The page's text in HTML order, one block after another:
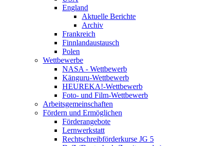
England
Aktuelle Berichte
Archiv
Frankreich
Finnlandaustausch
Polen
Wettbewerbe
NASA - Wettbewerb
Känguru-Wettbewerb
HEUREKA!-Wettbewerb
Foto- und Film-Wettbewerb
Arbeitsgemeinschaften
Fördern und Ermöglichen
Förderangebote
Lernwerkstatt
Rechtschreibförderkurse JG 5